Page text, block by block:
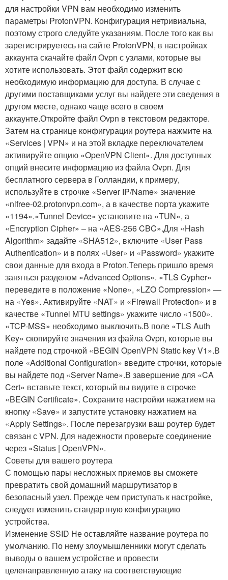
для настройки VPN вам необходимо изменить
параметры ProtonVPN. Конфигурация нетривиальна,
поэтому строго следуйте указаниям. После того как вы
зарегистрируетесь на сайте ProtonVPN, в настройках
аккаунта скачайте файл Ovpn с узлами, которые вы
хотите использовать. Этот файл содержит всю
необходимую информацию для доступа. В случае с
другими поставщиками услуг вы найдете эти сведения в
другом месте, однако чаще всего в своем
аккаунте.Откройте файл Ovpn в текстовом редакторе.
Затем на странице конфигурации роутера нажмите на
«Services | VPN» и на этой вкладке переключателем
активируйте опцию «OpenVPN Client». Для доступных
опций внесите информацию из файла Ovpn. Для
бесплатного сервера в Голландии, к примеру,
используйте в строчке «Server IP/Name» значение
«nlfree-02.protonvpn.com», а в качестве порта укажите
«1194».«Tunnel Device» установите на «TUN», а
«Encryption Cipher» – на «AES-256 CBC».Для «Hash
Algorithm» задайте «SHA512», включите «User Pass
Authentication» и в полях «User» и «Password» укажите
свои данные для входа в Proton.Теперь пришло время
заняться разделом «Advanced Options». «TLS Cypher»
переведите в положение «None», «LZO Compression» —
на «Yes». Активируйте «NAT» и «Firewall Protection» и в
качестве «Tunnel MTU settings» укажите число «1500».
«TCP-MSS» необходимо выключить.В поле «TLS Auth
Key» скопируйте значения из файла Ovpn, которые вы
найдете под строчкой «BEGIN OpenVPN Static key V1».В
поле «Additional Configuration» введите строчки, которые
вы найдете под «Server Name».В завершение для «CA
Cert» вставьте текст, который вы видите в строчке
«BEGIN Certificate». Сохраните настройки нажатием на
кнопку «Save» и запустите установку нажатием на
«Apply Settings». После перезагрузки ваш роутер будет
связан с VPN. Для надежности проверьте соединение
через «Status | OpenVPN».
Советы для вашего роутера
С помощью пары несложных приемов вы сможете
превратить свой домашний маршрутизатор в
безопасный узел. Прежде чем приступать к настройке,
следует изменить стандартную конфигурацию
устройства.
Изменение SSID Не оставляйте название роутера по
умолчанию. По нему злоумышленники могут сделать
выводы о вашем устройстве и провести
целенаправленную атаку на соответствующие